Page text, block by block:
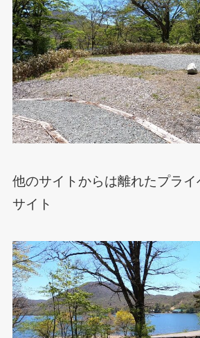
他のサイトからは離れたプラ
サイト